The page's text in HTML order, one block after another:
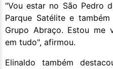
"Vou estar no São Pedro
Parque Satélite e
Grupo Abraço. Estou me
em tudo", afirmou.
Elinaldo também